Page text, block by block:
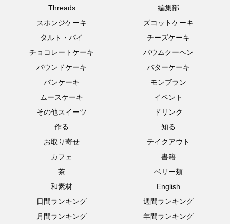
Threads
編集部
スポンジケーキ
ズコットケーキ
タルト・パイ
チーズケーキ
チョコレートケーキ
バウムクーヘン
パウンドケーキ
バターケーキ
パンケーキ
モンブラン
ムースケーキ
イベント
その他スイーツ
ドリンク
作る
知る
お取り寄せ
テイクアウト
カフェ
書籍
茶
ベリー類
和素材
English
日間ランキング
週間ランキング
月間ランキング
年間ランキング